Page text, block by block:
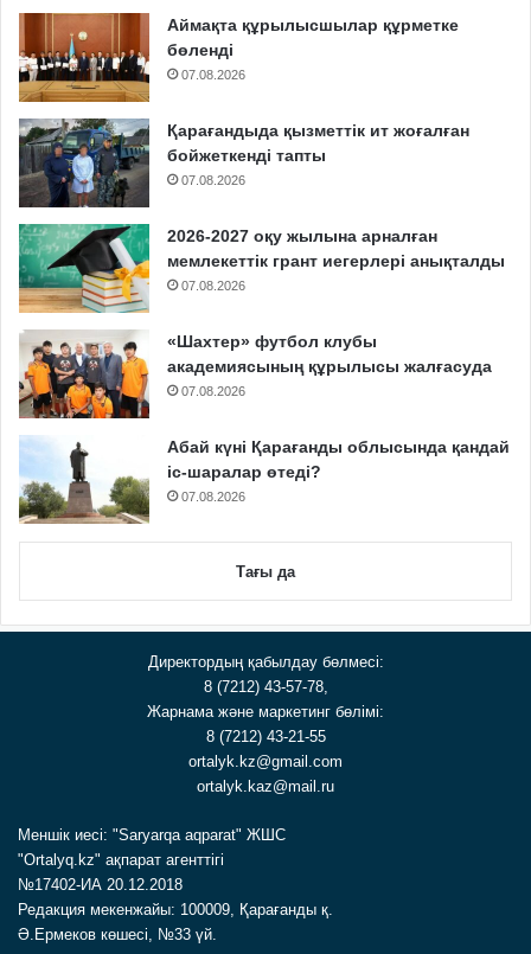
Аймақта құрылысшылар құрметке
бөленді
07.08.2026
Қарағандыда қызметтік ит жоғалған
бойжеткенді тапты
07.08.2026
2026-2027 оқу жылына арналған
мемлекеттік грант иегерлері анықталды
07.08.2026
«Шахтер» футбол клубы
академиясының құрылысы жалғасуда
07.08.2026
Абай күні Қарағанды облысында қандай
іс-шаралар өтеді?
07.08.2026
Тағы да
Директордың қабылдау бөлмесі:
8 (7212) 43-57-78,
Жарнама және маркетинг бөлімі:
8 (7212) 43-21-55
ortalyk.kz@gmail.com
ortalyk.kaz@mail.ru
Меншік иесі: "Saryarqa aqparat" ЖШС
"Ortalyq.kz" ақпарат агенттігі
№17402-ИА 20.12.2018
Редакция мекенжайы: 100009, Қарағанды қ.
Ә.Ермеков көшесі, №33 үй.